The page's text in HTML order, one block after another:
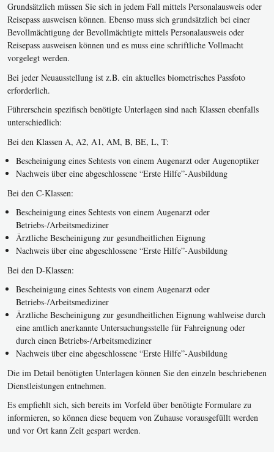
Grundsätzlich müssen Sie sich in jedem Fall mittels Personalausweis oder
Reisepass ausweisen können. Ebenso muss sich grundsätzlich bei einer
Bevollmächtigung der Bevollmächtigte mittels Personalausweis oder
Reisepass ausweisen können und es muss eine schriftliche Vollmacht
vorgelegt werden.
Bei jeder Neuausstellung ist z.B. ein aktuelles biometrisches Passfoto
erforderlich.
Führerschein spezifisch benötigte Unterlagen sind nach Klassen ebenfalls
unterschiedlich:
Bei den Klassen A, A2, A1, AM, B, BE, L, T:
Bescheinigung eines Sehtests von einem Augenarzt oder Augenoptiker
Nachweis über eine abgeschlossene “Erste Hilfe”-Ausbildung
Bei den C-Klassen:
Bescheinigung eines Sehtests von einem Augenarzt oder
Betriebs-/Arbeitsmediziner
Ärztliche Bescheinigung zur gesundheitlichen Eignung
Nachweis über eine abgeschlossene “Erste Hilfe”-Ausbildung
Bei den D-Klassen:
Bescheinigung eines Sehtests von einem Augenarzt oder
Betriebs-/Arbeitsmediziner
Ärztliche Bescheinigung zur gesundheitlichen Eignung wahlweise durch
eine amtlich anerkannte Untersuchungsstelle für Fahreignung oder
durch einen Betriebs-/Arbeitsmediziner
Nachweis über eine abgeschlossene “Erste Hilfe”-Ausbildung
Die im Detail benötigten Unterlagen können Sie den einzeln beschriebenen
Dienstleistungen entnehmen.
Es empfiehlt sich, sich bereits im Vorfeld über benötigte Formulare zu
informieren, so können diese bequem von Zuhause vorausgefüllt werden
und vor Ort kann Zeit gespart werden.